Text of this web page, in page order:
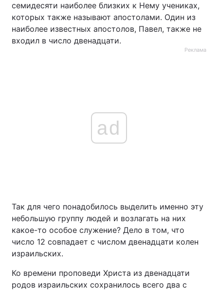
семидесяти наиболее близких к Нему учениках,
которых также называют апостолами. Один из
наиболее известных апостолов, Павел, также не
входил в число двенадцати.
Реклама
ad
Так для чего понадобилось выделить именно эту
небольшую группу людей и возлагать на них
какое-то особое служение? Дело в том, что
число 12 совпадает с числом двенадцати колен
израильских.
Ко времени проповеди Христа из двенадцати
родов израильских сохранилось всего два с